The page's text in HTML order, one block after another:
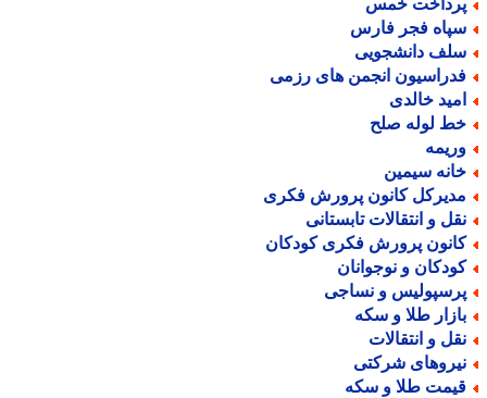
خمس
فجر فارس
دانشجویی
انجمن های رزمی
خالدی
لوله صلح
سیمین
کانون پرورش فکری
و انتقالات تابستانی
پرورش فکری کودکان
و نوجوانان
و نساجی
طلا و سکه
و انتقالات
شرکتی
طلا و سکه